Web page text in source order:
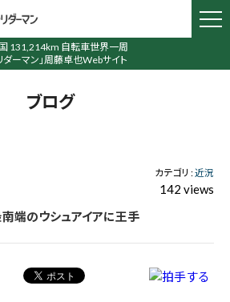
131,214km 自転車世界一周
ダーマン」周藤卓也Webサイト
ブログ
カテゴリ :近況
142 views
南端のウシュアイアに王手